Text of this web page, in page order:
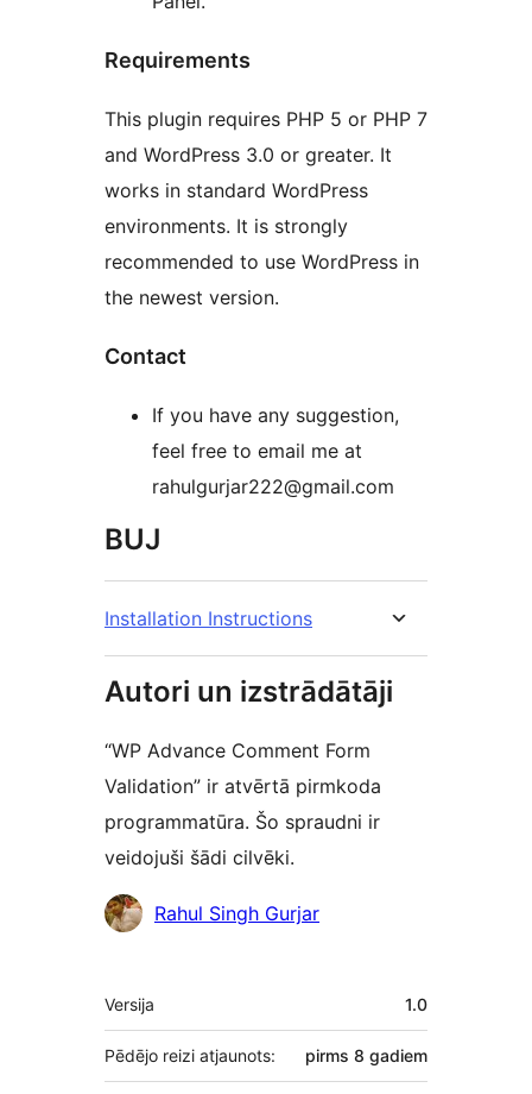
Requirements
This plugin requires PHP 5 or PHP 7
and WordPress 3.0 or greater. It
works in standard WordPress
environments. It is strongly
recommended to use WordPress in
the newest version.
Contact
If you have any suggestion,
feel free to email me at
rahulgurjar222@gmail.com
BUJ
Installation Instructions
Autori un izstrādātāji
“WP Advance Comment Form
Validation” ir atvērtā pirmkoda
programmatūra. Šo spraudni ir
veidojuši šādi cilvēki.
Līdzdalībnieki
Rahul Singh Gurjar
Meta
Versija 1.0
Pēdējo reizi atjaunots: pirms 8 gadiem